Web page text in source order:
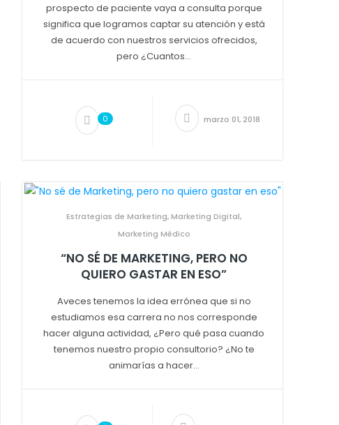
prospecto de paciente vaya a consulta porque
significa que logramos captar su atención y está
de acuerdo con nuestros servicios ofrecidos,
pero ¿Cuantos...
0 marzo 01, 2018
Estrategias de Marketing, Marketing Digital,
Marketing Médico
“NO SÉ DE MARKETING, PERO NO
QUIERO GASTAR EN ESO”
Aveces tenemos la idea errónea que si no
estudiamos esa carrera no nos corresponde
hacer alguna actividad, ¿Pero qué pasa cuando
tenemos nuestro propio consultorio? ¿No te
animarías a hacer...